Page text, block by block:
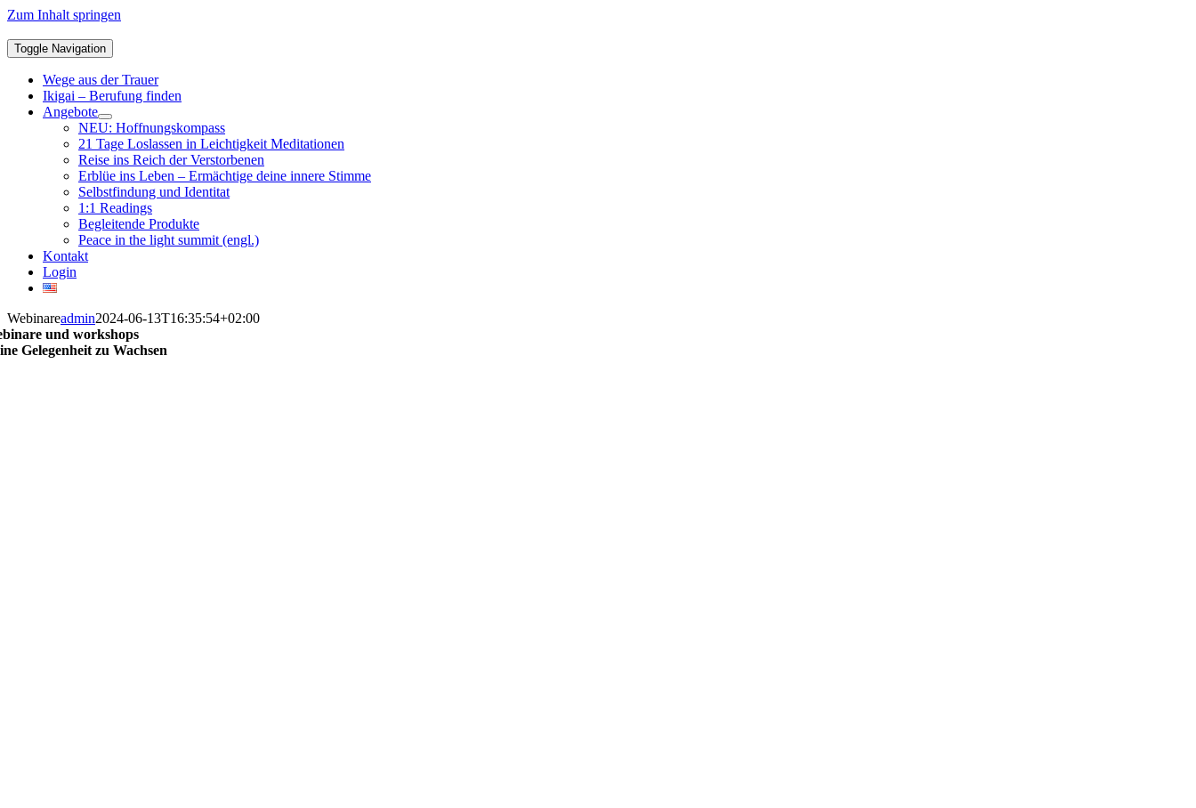
Zum Inhalt springen
Toggle Navigation
Wege aus der Trauer
Ikigai – Berufung finden
Angebote
NEU: Hoffnungskompass
21 Tage Loslassen in Leichtigkeit Meditationen
Reise ins Reich der Verstorbenen
Erblüe ins Leben – Ermächtige deine innere Stimme
Selbstfindung und Identitat
1:1 Readings
Begleitende Produkte
Peace in the light summit (engl.)
Kontakt
Login
Webinareadmin2024-06-13T16:35:54+02:00
und workshops
Gelegenheit zu Wachsen